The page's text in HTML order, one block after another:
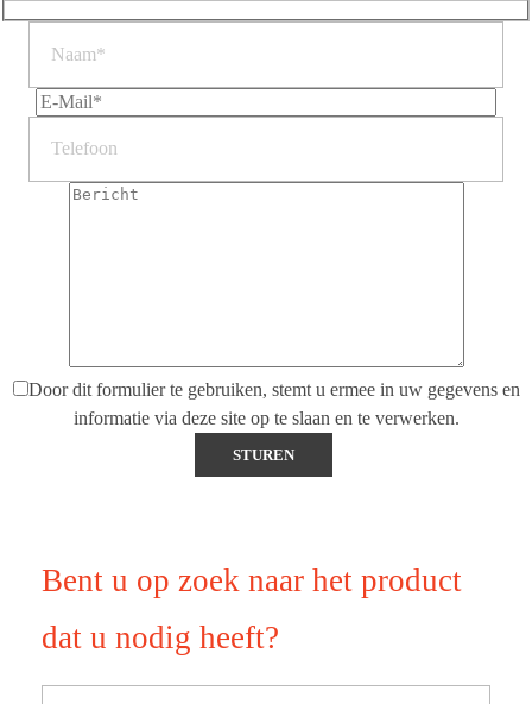
Door dit formulier te gebruiken, stemt u ermee in uw gegevens en
informatie via deze site op te slaan en te verwerken.
Bent u op zoek naar het product
dat u nodig heeft?